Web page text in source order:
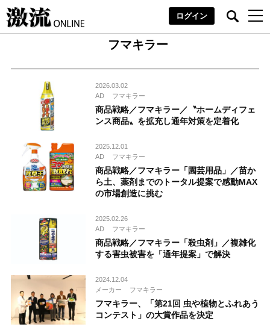
ログイン
フマキラー
2026.03.02
AD
フマキラー
商品戦略／フマキラー／〝ホームディフェ
ンス商品〟を拡充し通年対策を定着化
2025.12.01
AD
フマキラー
商品戦略／フマキラー「園芸用品」／苗か
ら土、薬剤までのトータル提案で感動MAX
の市場創造に挑む
2025.02.26
AD
フマキラー
商品戦略／フマキラー「殺虫剤」／複雑化
する害虫被害を「通年提案」で解決
2024.12.04
メーカー
フマキラー
フマキラー、「第21回 虫や植物とふれあう
コンテスト」の大賞作品を決定